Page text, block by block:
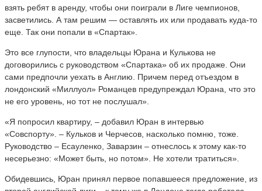
взять ребят в аренду, чтобы они поиграли в Лиге чемпионов,
засветились. А там решим — оставлять их или продавать куда-то
еще. Так они попали в «Спартак».
Это все глупости, что владельцы Юрана и Кулькова не
договорились с руководством «Спартака» об их продаже. Они
сами предпочли уехать в Англию. Причем перед отъездом в
лондонский «Миллуол» Романцев предупреждал Юрана, что это
не его уровень, но тот не послушал».
«Я попросил квартиру, – добавил Юран в интервью
«Совспорту». – Кульков и Черчесов, насколько помню, тоже.
Руководство – Есауленко, Заварзин – отнеслось к этому как-то
несерьезно: «Может быть, но потом». Не хотели тратиться».
Обидевшись, Юран принял первое попавшееся предложение, из